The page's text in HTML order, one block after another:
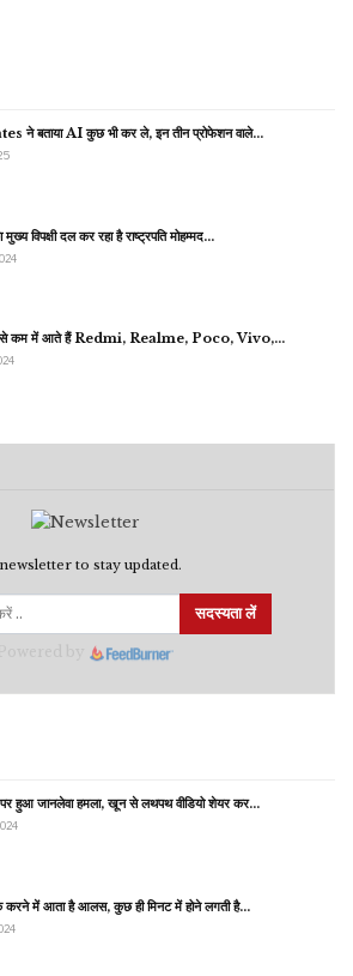
ने बताया AI कुछ भी कर ले, इन तीन प्रोफेशन वाले…
मुख्य विपक्षी दल कर रहा है राष्ट्रपति मोहम्मद…
से कम में आते हैं Redmi, Realme, Poco, Vivo,…
to stay updated.
सदस्यता लें
हुआ जानलेवा हमला, खून से लथपथ वीडियो शेयर कर…
में आता है आलस, कुछ ही मिनट में होने लगती है…